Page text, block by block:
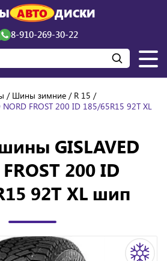
АВТО ДИСКИ
8-910-269-30-22
Шины зимние
R 15
FROST 200 ID 185/65R15 92T XL
GISLAVED
200 ID
92T XL шип